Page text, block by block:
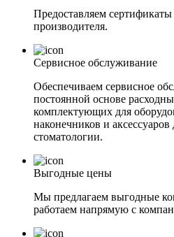
Предоставляем сертификаты
производителя.
Сервисное обслуживание
Обеспечиваем сервисное
постоянной основе
комплектующих для
наконечников и
стоматологии.
Выгодные цены
Мы предлагаем выгодные
работаем напрямую с